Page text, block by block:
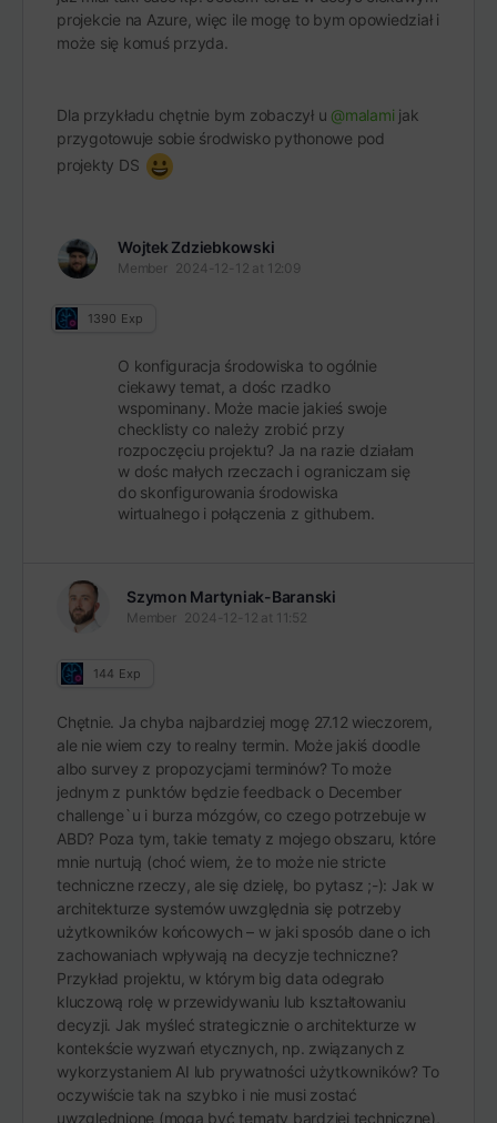
projekcie na Azure, więc ile mogę to bym opowiedział i
może się komuś przyda.
Dla przykładu chętnie bym zobaczył u @malami jak
przygotowuje sobie środwisko pythonowe pod
projekty DS
Wojtek Zdziebkowski
Member 2024-12-12 at 12:09
1390 Exp
O konfiguracja środowiska to ogólnie
ciekawy temat, a dośc rzadko
wspominany. Może macie jakieś swoje
checklisty co należy zrobić przy
rozpoczęciu projektu? Ja na razie działam
w dośc małych rzeczach i ograniczam się
do skonfigurowania środowiska
wirtualnego i połączenia z githubem.
Szymon Martyniak-Baranski
Member 2024-12-12 at 11:52
144 Exp
Chętnie. Ja chyba najbardziej mogę 27.12 wieczorem,
ale nie wiem czy to realny termin. Może jakiś doodle
albo survey z propozycjami terminów? To może
jednym z punktów będzie feedback o December
challenge`u i burza mózgów, co czego potrzebuje w
ABD? Poza tym, takie tematy z mojego obszaru, które
mnie nurtują (choć wiem, że to może nie stricte
techniczne rzeczy, ale się dzielę, bo pytasz ;-): Jak w
architekturze systemów uwzględnia się potrzeby
użytkowników końcowych – w jaki sposób dane o ich
zachowaniach wpływają na decyzje techniczne?
Przykład projektu, w którym big data odegrało
kluczową rolę w przewidywaniu lub kształtowaniu
decyzji. Jak myśleć strategicznie o architekturze w
kontekście wyzwań etycznych, np. związanych z
wykorzystaniem AI lub prywatności użytkowników? To
oczywiście tak na szybko i nie musi zostać
uwzględnione (mogą być tematy bardziej techniczne),